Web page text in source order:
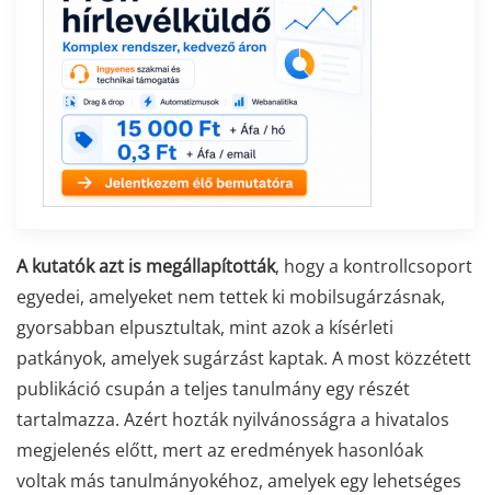
A kutatók azt is megállapították, hogy a kontrollcsoport
egyedei, amelyeket nem tettek ki mobilsugárzásnak,
gyorsabban elpusztultak, mint azok a kísérleti
patkányok, amelyek sugárzást kaptak. A most közzétett
publikáció csupán a teljes tanulmány egy részét
tartalmazza. Azért hozták nyilvánosságra a hivatalos
megjelenés előtt, mert az eredmények hasonlóak
voltak más tanulmányokéhoz, amelyek egy lehetséges